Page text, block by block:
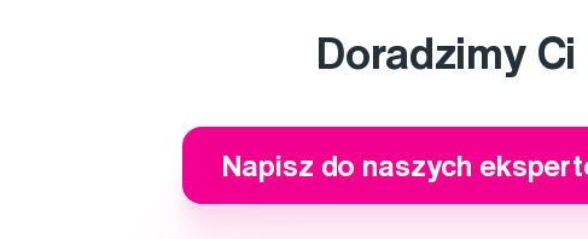
Doradzimy Ci
Napisz do naszych